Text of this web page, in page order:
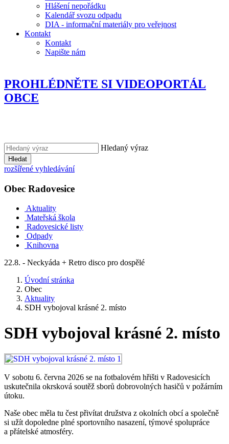
Hlášení nepořádku
Kalendář svozu odpadu
DIA - informační materiály pro veřejnost
Kontakt
Kontakt
Napište nám
PROHLÉDNĚTE SI VIDEOPORTÁL
OBCE
Hledaný výraz
Hledat
rozšířené vyhledávání
Obec Radovesice
Aktuality
Mateřská škola
Radovesické listy
Odpady
Knihovna
22.8. - Neckyáda + Retro disco pro dospělé
Úvodní stránka
Obec
Aktuality
SDH vybojoval krásné 2. místo
SDH vybojoval krásné 2. místo
V sobotu 6. června 2026 se na fotbalovém hřišti v Radovesicích
uskutečnila okrsková soutěž sborů dobrovolných hasičů v požárním
útoku.
Naše obec měla tu čest přivítat družstva z okolních obcí a společně
si užít dopoledne plné sportovního nasazení, týmové spolupráce
a přátelské atmosféry.